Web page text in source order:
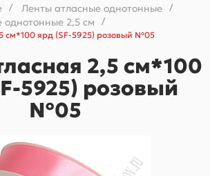
/ Ленты атласные однотонные /
однотонные 2,5 см
/
см*100 ярд (SF-5925) розовый №05
2,5 см*100
5925) розовый
№05